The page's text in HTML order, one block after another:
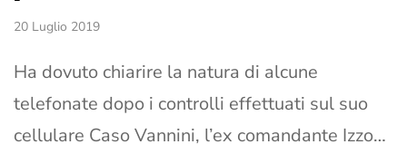
20 Luglio 2019
Ha dovuto chiarire la natura di alcune
telefonate dopo i controlli effettuati sul suo
cellulare Caso Vannini, l’ex comandante Izzo…